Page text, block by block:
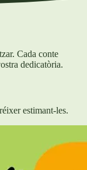
Cada conte
dedicatòria.
estimant-les.